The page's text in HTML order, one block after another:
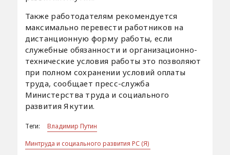
Также работодателям рекомендуется
максимально перевести работников на
дистанционную форму работы, если
служебные обязанности и организационно-
технические условия работы это позволяют
при полном сохранении условий оплаты
труда, сообщает пресс-служба
Министерства труда и социального
развития Якутии.
Теги:
Владимир Путин
Минтруда и социального развития РС (Я)